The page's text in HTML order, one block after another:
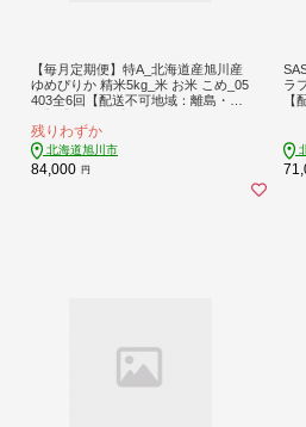
【毎月定期便】特A_北海道産旭川産
ゆめぴりか 精米5kg_米 お米 こめ_05
403全6回【配送不可地域：離島・沖
残りわずか
北海道旭川市
84,000 円
ラ
【